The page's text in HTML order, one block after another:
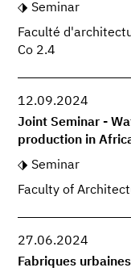
Seminar
Faculté
Co 2.4
12.09.2024
Joint Seminar -
production in
Seminar
Faculty of
27.06.2024
Fabriques